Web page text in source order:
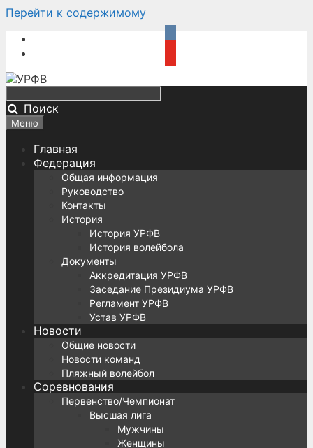
Перейти к содержимому
Поиск
Меню
Главная
Федерация
Общая информация
Руководство
Контакты
История
История УРФВ
История волейбола
Документы
Аккредитация УРФВ
Заседание Президиума УРФВ
Регламент УРФВ
Устав УРФВ
Новости
Общие новости
Новости команд
Пляжный волейбол
Соревнования
Первенство/Чемпионат
Высшая лига
Мужчины
Женщины